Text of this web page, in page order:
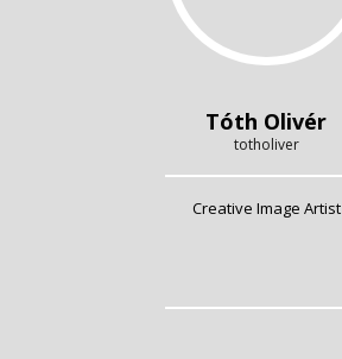
Tóth Olivér
totholiver
Creative Image Artist